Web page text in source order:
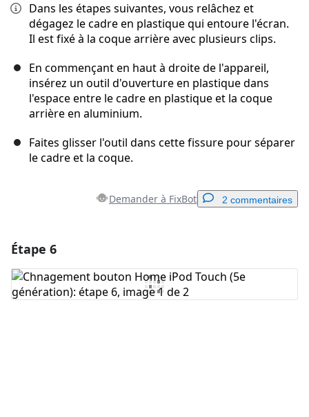
Dans les étapes suivantes, vous relâchez et
dégagez le cadre en plastique qui entoure l'écran.
Il est fixé à la coque arrière avec plusieurs clips.
En commençant en haut à droite de l'appareil,
insérez un outil d'ouverture en plastique dans
l'espace entre le cadre en plastique et la coque
arrière en aluminium.
Faites glisser l'outil dans cette fissure pour séparer
le cadre et la coque.
Demander à FixBot 2 commentaires
Ajouter un commentaire
Étape 6